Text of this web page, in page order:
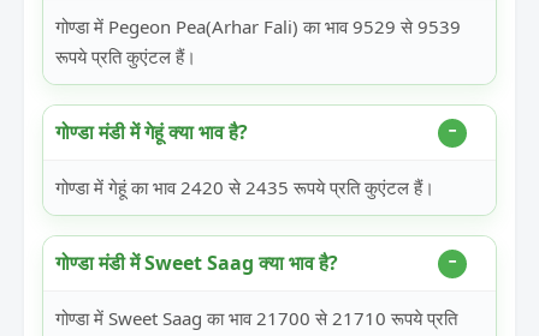
गोण्डा में Pegeon Pea(Arhar Fali) का भाव 9529 से 9539
रूपये प्रति कुएंटल हैं।
गोण्डा मंडी में गेहूं क्या भाव है?
गोण्डा में गेहूं का भाव 2420 से 2435 रूपये प्रति कुएंटल हैं।
गोण्डा मंडी में Sweet Saag क्या भाव है?
गोण्डा में Sweet Saag का भाव 21700 से 21710 रूपये प्रति